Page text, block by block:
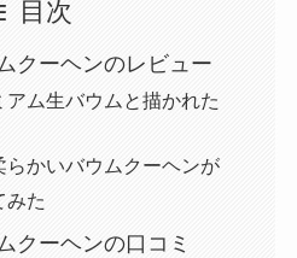
目次
クーヘンのレビュー
アム生バウムと描かれた
らかいバウムクーヘンが
みた
クーヘンの口コミ